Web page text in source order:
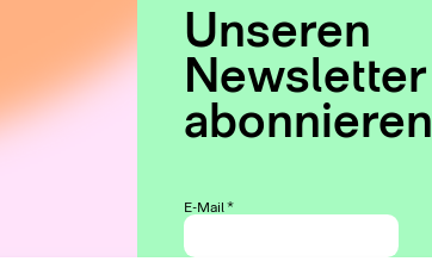
Unseren
Newsletter
abonnieren
E-Mail*